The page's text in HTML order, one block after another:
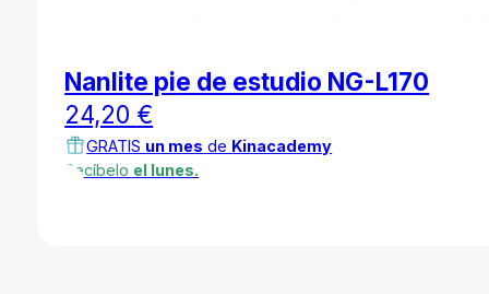
Nanlite pie de estudio NG-L170
24,20 €
GRATIS un mes de Kinacademy
Recíbelo el lunes.